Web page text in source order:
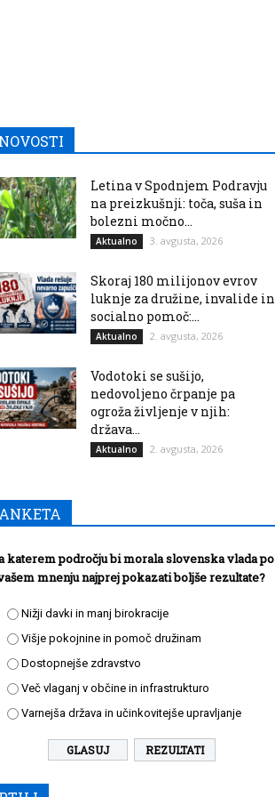
Letina v Spodnjem Podravju
na preizkušnji: toča, suša in
bolezni močno...
Aktualno 3. avgusta, 2026
Skoraj 180 milijonov evrov
luknje za družine, invalide in
socialno pomoč:...
Aktualno 2. avgusta, 2026
Vodotoki se sušijo,
nedovoljeno črpanje pa
ogroža življenje v njih:
država...
Aktualno 2. avgusta, 2026
katerem področju bi morala slovenska vlada po
mnenju najprej pokazati boljše rezultate?
Nižji davki in manj birokracije
Višje pokojnine in pomoč družinam
Dostopnejše zdravstvo
Več vlaganj v občine in infrastrukturo
Varnejša država in učinkovitejše upravljanje
REZULTATI